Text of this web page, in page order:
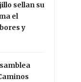
sellan su
el
y